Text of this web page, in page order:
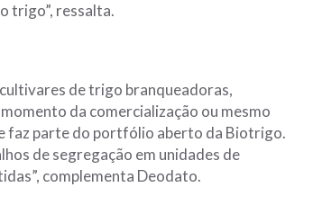
trigo”, ressalta.
de trigo branqueadoras,
da comercialização ou mesmo
faz parte do portfólio aberto da Biotrigo.
de segregação em unidades de
complementa Deodato.